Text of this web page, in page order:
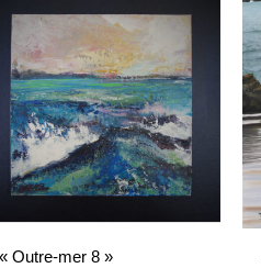
« Outre-mer 8 »